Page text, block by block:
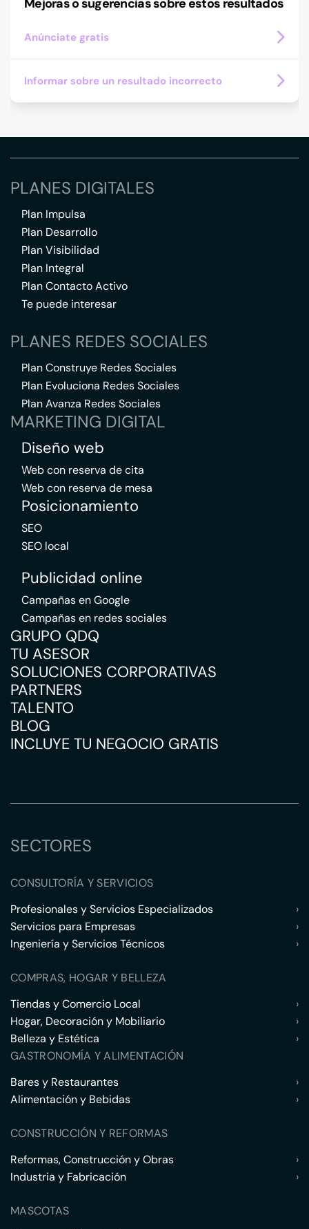
Mejoras o sugerencias sobre estos resultados
Anúnciate gratis
Informar sobre un resultado incorrecto
PLANES DIGITALES
Plan Impulsa
Plan Desarrollo
Plan Visibilidad
Plan Integral
Plan Contacto Activo
Te puede interesar
PLANES REDES SOCIALES
Plan Construye Redes Sociales
Plan Evoluciona Redes Sociales
Plan Avanza Redes Sociales
MARKETING DIGITAL
Diseño web
Web con reserva de cita
Web con reserva de mesa
Posicionamiento
SEO
SEO local
Publicidad online
Campañas en Google
Campañas en redes sociales
GRUPO QDQ
TU ASESOR
SOLUCIONES CORPORATIVAS
PARTNERS
TALENTO
BLOG
INCLUYE TU NEGOCIO GRATIS
SECTORES
CONSULTORÍA Y SERVICIOS
Profesionales y Servicios Especializados
›
Servicios para Empresas
›
Ingeniería y Servicios Técnicos
›
COMPRAS, HOGAR Y BELLEZA
Tiendas y Comercio Local
›
Hogar, Decoración y Mobiliario
›
Belleza y Estética
›
GASTRONOMÍA Y ALIMENTACIÓN
Bares y Restaurantes
›
Alimentación y Bebidas
›
CONSTRUCCIÓN Y REFORMAS
Reformas, Construcción y Obras
›
Industria y Fabricación
›
MASCOTAS